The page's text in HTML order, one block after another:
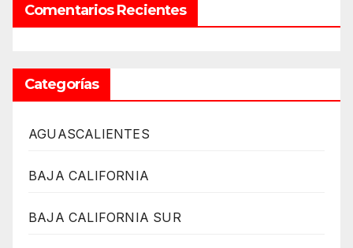
Comentarios Recientes
Categorías
AGUASCALIENTES
BAJA CALIFORNIA
BAJA CALIFORNIA SUR